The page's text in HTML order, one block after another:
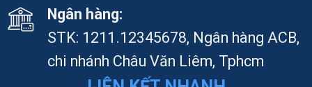
Ngân hàng:
STK: 1211.12345678, Ngân hàng ACB,
chi nhánh Châu Văn Liêm, Tphcm